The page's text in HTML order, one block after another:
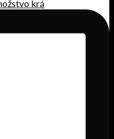
krá